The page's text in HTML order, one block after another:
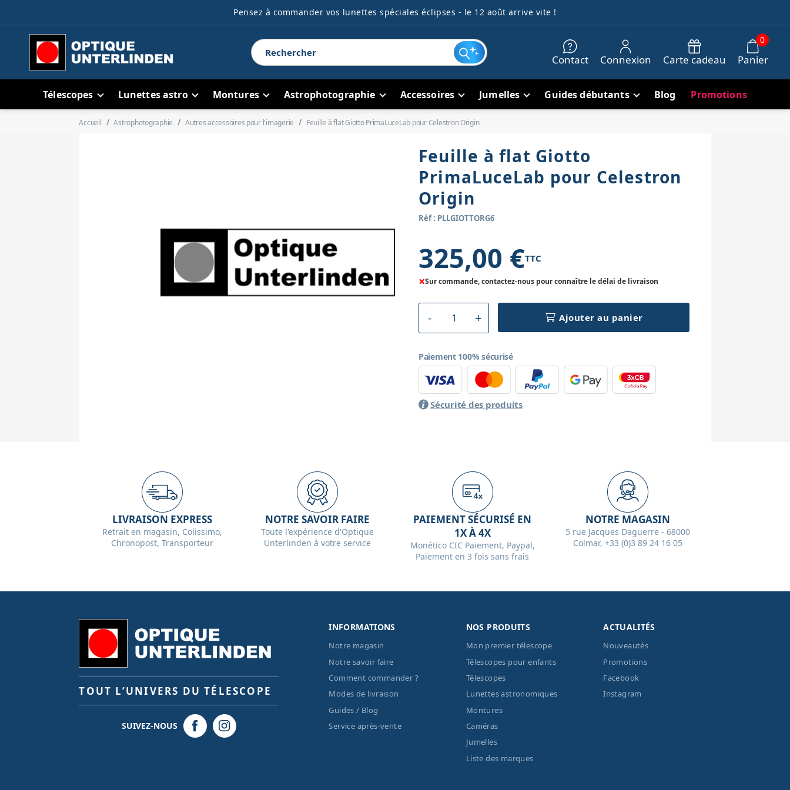
Pensez à commander vos lunettes spéciales éclipses - le 12 août arrive vite !
Contact Connexion Carte cadeau Panier
0
Télescopes Lunettes astro Montures Astrophotographie Accessoires Jumelles Guides débutants Blog Promotions
Accueil Astrophotographie Autres accessoires pour l'imagerie Feuille à flat Giotto PrimaLuceLab pour Celestron Origin
Feuille à flat Giotto
PrimaLuceLab pour Celestron
Origin
Réf : PLLGIOTTORG6
325,00 €TTC
×Sur commande, contactez-nous pour connaître le délai de livraison
Ajouter au panier
Paiement 100% sécurisé
Sécurité des produits
LIVRAISON EXPRESS
Retrait en magasin, Colissimo,
Chronopost, Transporteur
NOTRE SAVOIR FAIRE
Toute l'expérience d'Optique
Unterlinden à votre service
PAIEMENT SÉCURISÉ EN
1X À 4X
Monético CIC Paiement, Paypal,
Paiement en 3 fois sans frais
NOTRE MAGASIN
5 rue Jacques Daguerre - 68000
Colmar, +33 (0)3 89 24 16 05
TOUT L’UNIVERS DU TÉLESCOPE
SUIVEZ-NOUS
INFORMATIONS
Notre magasin
Notre savoir faire
Comment commander ?
Modes de livraison
Guides / Blog
Service après-vente
NOS PRODUITS
Mon premier télescope
Télescopes pour enfants
Télescopes
Lunettes astronomiques
Montures
Caméras
Jumelles
Liste des marques
ACTUALITÉS
Nouveautés
Promotions
Facebook
Instagram